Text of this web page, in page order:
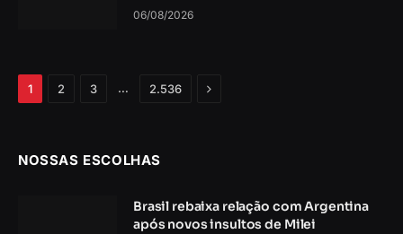
06/08/2026
1 2 3 … 2.536 Próximo
NOSSAS ESCOLHAS
Brasil rebaixa relação com Argentina
após novos insultos de Milei